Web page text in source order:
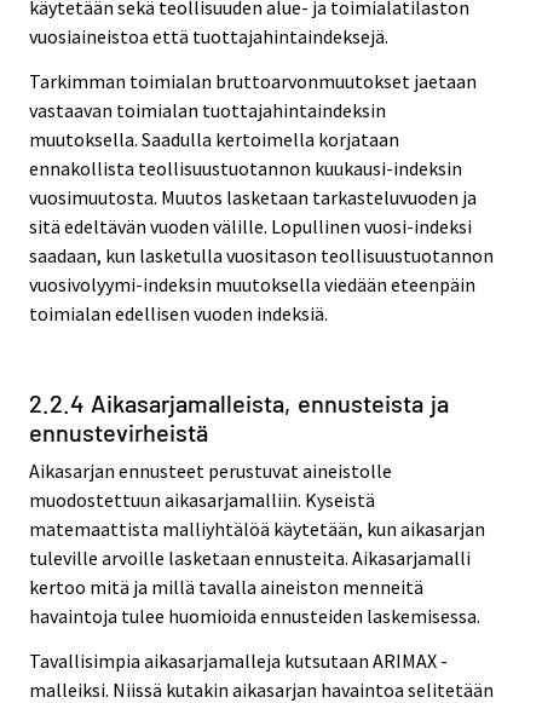
käytetään sekä teollisuuden alue- ja toimialatilaston
vuosiaineistoa että tuottajahintaindeksejä.
Tarkimman toimialan bruttoarvonmuutokset jaetaan
vastaavan toimialan tuottajahintaindeksin
muutoksella. Saadulla kertoimella korjataan
ennakollista teollisuustuotannon kuukausi-indeksin
vuosimuutosta. Muutos lasketaan tarkasteluvuoden ja
sitä edeltävän vuoden välille. Lopullinen vuosi-indeksi
saadaan, kun lasketulla vuositason teollisuustuotannon
vuosivolyymi-indeksin muutoksella viedään eteenpäin
toimialan edellisen vuoden indeksiä.
2.2.4 Aikasarjamalleista, ennusteista ja
ennustevirheistä
Aikasarjan ennusteet perustuvat aineistolle
muodostettuun aikasarjamalliin. Kyseistä
matemaattista malliyhtälöä käytetään, kun aikasarjan
tuleville arvoille lasketaan ennusteita. Aikasarjamalli
kertoo mitä ja millä tavalla aineiston menneitä
havaintoja tulee huomioida ennusteiden laskemisessa.
Tavallisimpia aikasarjamalleja kutsutaan ARIMAX -
malleiksi. Niissä kutakin aikasarjan havaintoa selitetään